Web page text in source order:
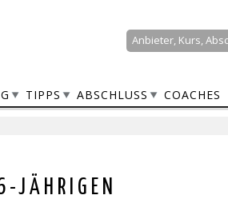
Suche
TIPPS ABSCHLUSS COACHES
JÄHRIGEN